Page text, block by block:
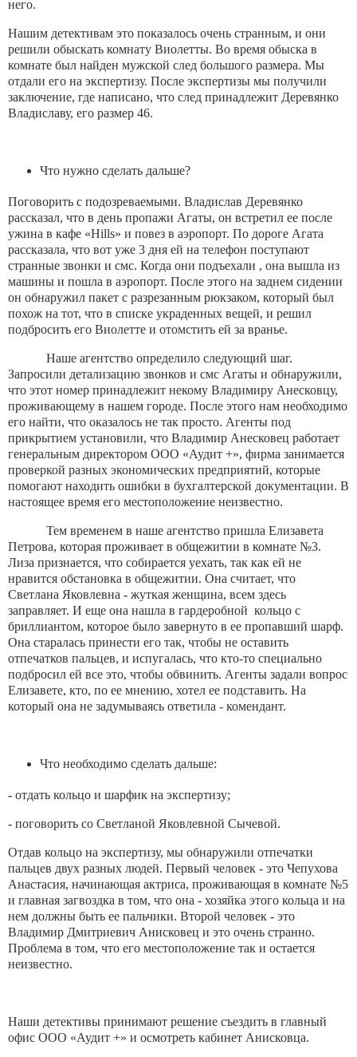
него.
Нашим детективам это показалось очень странным, и они
решили обыскать комнату Виолетты. Во время обыска в
комнате был найден мужской след большого размера. Мы
отдали его на экспертизу. После экспертизы мы получили
заключение, где написано, что след принадлежит Деревянко
Владиславу, его размер 46.
Что нужно сделать дальше?
Поговорить с подозреваемыми. Владислав Деревянко
рассказал, что в день пропажи Агаты, он встретил ее после
ужина в кафе «Hills» и повез в аэропорт. По дороге Агата
рассказала, что вот уже 3 дня ей на телефон поступают
странные звонки и смс. Когда они подъехали , она вышла из
машины и пошла в аэропорт. После этого на заднем сидении
он обнаружил пакет с разрезанным рюкзаком, который был
похож на тот, что в списке украденных вещей, и решил
подбросить его Виолетте и отомстить ей за вранье.
Наше агентство определило следующий шаг.
Запросили детализацию звонков и смс Агаты и обнаружили,
что этот номер принадлежит некому Владимиру Анесковцу,
проживающему в нашем городе. После этого нам необходимо
его найти, что оказалось не так просто. Агенты под
прикрытием установили, что Владимир Анесковец работает
генеральным директором ООО «Аудит +», фирма занимается
проверкой разных экономических предприятий, которые
помогают находить ошибки в бухгалтерской документации. В
настоящее время его местоположение неизвестно.
Тем временем в наше агентство пришла Елизавета
Петрова, которая проживает в общежитии в комнате №3.
Лиза признается, что собирается уехать, так как ей не
нравится обстановка в общежитии. Она считает, что
Светлана Яковлевна - жуткая женщина, всем здесь
заправляет. И еще она нашла в гардеробной кольцо с
бриллиантом, которое было завернуто в ее пропавший шарф.
Она старалась принести его так, чтобы не оставить
отпечатков пальцев, и испугалась, что кто-то специально
подбросил ей все это, чтобы обвинить. Агенты задали вопрос
Елизавете, кто, по ее мнению, хотел ее подставить. На
который она не задумываясь ответила - комендант.
Что необходимо сделать дальше:
- отдать кольцо и шарфик на экспертизу;
- поговорить со Светланой Яковлевной Сычевой.
Отдав кольцо на экспертизу, мы обнаружили отпечатки
пальцев двух разных людей. Первый человек - это Чепухова
Анастасия, начинающая актриса, проживающая в комнате №5
и главная загвоздка в том, что она - хозяйка этого кольца и на
нем должны быть ее пальчики. Второй человек - это
Владимир Дмитриевич Анисковец и это очень странно.
Проблема в том, что его местоположение так и остается
неизвестно.
Наши детективы принимают решение съездить в главный
офис ООО «Аудит +» и осмотреть кабинет Анисковца.